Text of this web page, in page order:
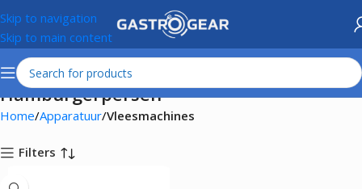
Skip to navigation
Skip to main content
Hamburgerpersen
Home Apparatuur Vleesmachines
Filters